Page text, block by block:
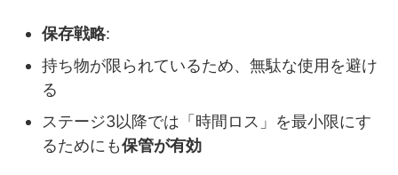
保存戦略:
持ち物が限られているため、無駄な使用を避け
る
ステージ3以降では「時間ロス」を最小限にす
るためにも保管が有効